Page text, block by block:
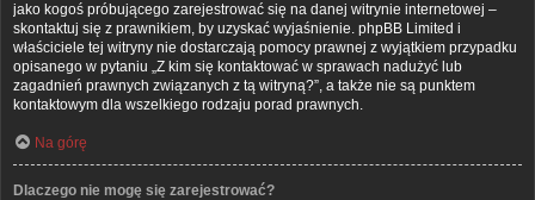
jako kogoś próbującego zarejestrować się na danej witrynie internetowej –
skontaktuj się z prawnikiem, by uzyskać wyjaśnienie. phpBB Limited i
właściciele tej witryny nie dostarczają pomocy prawnej z wyjątkiem przypadku
opisanego w pytaniu „Z kim się kontaktować w sprawach nadużyć lub
zagadnień prawnych związanych z tą witryną?”, a także nie są punktem
kontaktowym dla wszelkiego rodzaju porad prawnych.
Na górę
Dlaczego nie mogę się zarejestrować?